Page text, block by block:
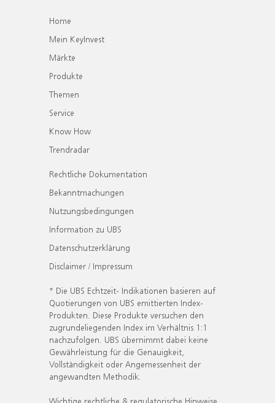
Home
Mein KeyInvest
Märkte
Produkte
Themen
Service
Know How
Trendradar
Rechtliche Dokumentation
Bekanntmachungen
Nutzungsbedingungen
Information zu UBS
Datenschutzerklärung
Disclaimer / Impressum
* Die UBS Echtzeit- Indikationen basieren auf
Quotierungen von UBS emittierten Index-
Produkten. Diese Produkte versuchen den
zugrundeliegenden Index im Verhältnis 1:1
nachzufolgen. UBS übernimmt dabei keine
Gewährleistung für die Genauigkeit,
Vollständigkeit oder Angemessenheit der
angewandten Methodik.